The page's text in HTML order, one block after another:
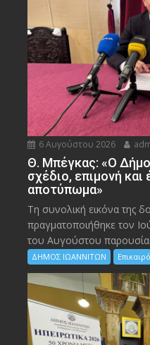
6 Αυγούστου 2026
Θ. Μπέγκας: «Ο
σχέδιο, επιμονή
αποτύπωμα»
Τη συνολική εικόνα της
πραγματοποιήθηκε τον
του Αυγούστου
ΔΗΜΟΣ ΙΩΑΝΝΙΤΩΝ